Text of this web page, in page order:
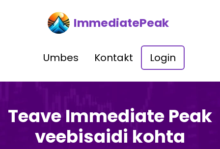
ImmediatePeak
Umbes Kontakt Login
Teave Immediate Peak
veebisaidi kohta